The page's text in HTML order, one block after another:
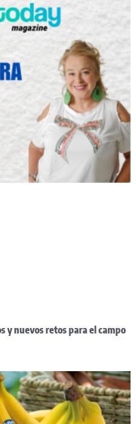
y nuevos retos para el campo